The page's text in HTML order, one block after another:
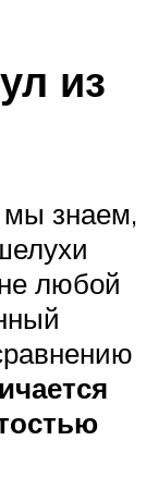
из
мы знаем,
любой